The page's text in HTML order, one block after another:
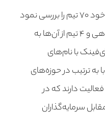
مرکز نوآوری آیفینک در اولین دوره خود ۷۰ تیم را بررسی نمود
که در نهایت ۶ تیم به مرحله شکلدهی و ۴ تیم از آن‌ها به
راه یافتند. ۴ تیم آی‌فینک با نام‌های
به ترتیب در حوزه‌های
دارند که در
سرمایه‌گذاران